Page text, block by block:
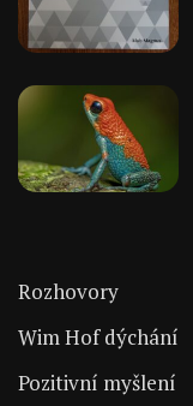
Rozhovory
Wim Hof dýchání
Pozitivní myšlení